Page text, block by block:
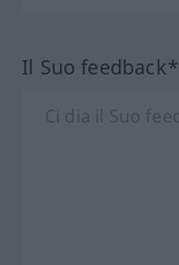
Il Suo feedback*